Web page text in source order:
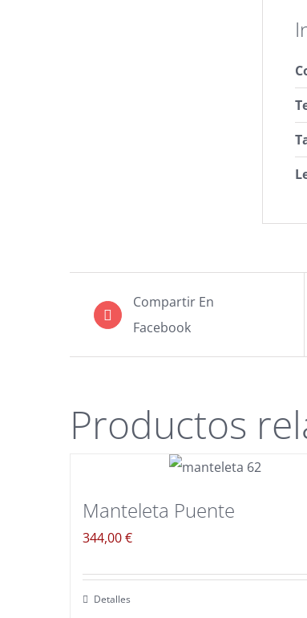
Compartir En
Facebook
Productos
Manteleta Puente
344,00€
Detalles